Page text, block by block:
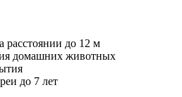
расстоянии до 12 м
домашних животных
до 7 лет